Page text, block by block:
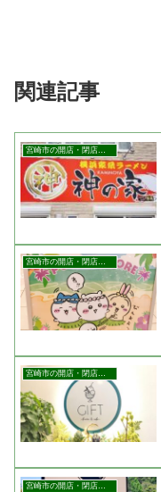
関連記事
宮崎市の開店・閉店まとめ
宮崎市の開店・閉店まとめ